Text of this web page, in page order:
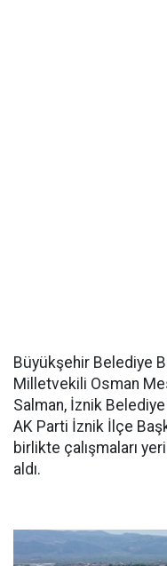
Büyükşehir Belediye
Milletvekili Osman
Salman, İznik
AK Parti İznik İlçe
birlikte çalışmaları
aldı.